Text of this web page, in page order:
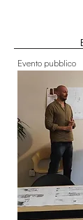
Evento pubblico